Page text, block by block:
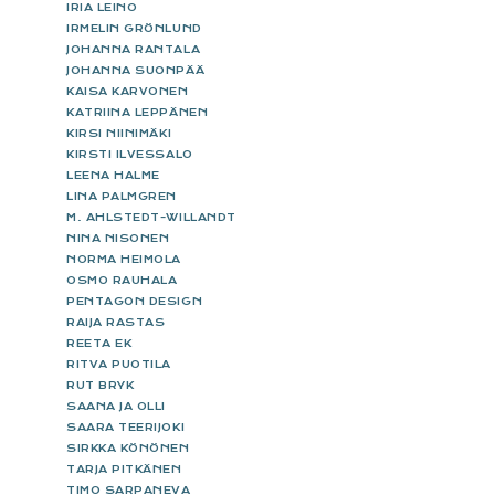
IRIA LEINO
IRMELIN GRÖNLUND
JOHANNA RANTALA
JOHANNA SUONPÄÄ
KAISA KARVONEN
KATRIINA LEPPÄNEN
KIRSI NIINIMÄKI
KIRSTI ILVESSALO
LEENA HALME
LINA PALMGREN
M. AHLSTEDT-WILLANDT
NINA NISONEN
NORMA HEIMOLA
OSMO RAUHALA
PENTAGON DESIGN
RAIJA RASTAS
REETA EK
RITVA PUOTILA
RUT BRYK
SAANA JA OLLI
SAARA TEERIJOKI
SIRKKA KÖNÖNEN
TARJA PITKÄNEN
TIMO SARPANEVA